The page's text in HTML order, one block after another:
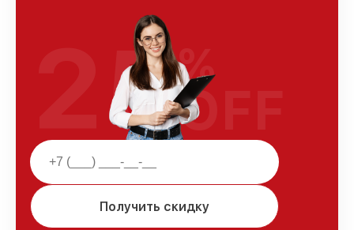
Получить скидку
25%
OFF